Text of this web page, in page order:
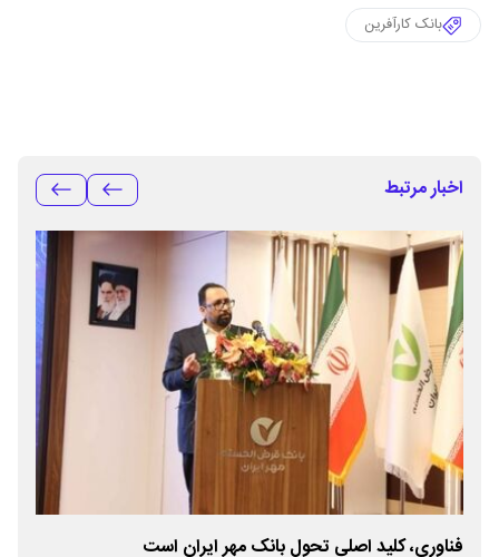
بانک کارآفرین
اخبار مرتبط
فناوری، کلید اصلی تحول بانک مهر ایران است